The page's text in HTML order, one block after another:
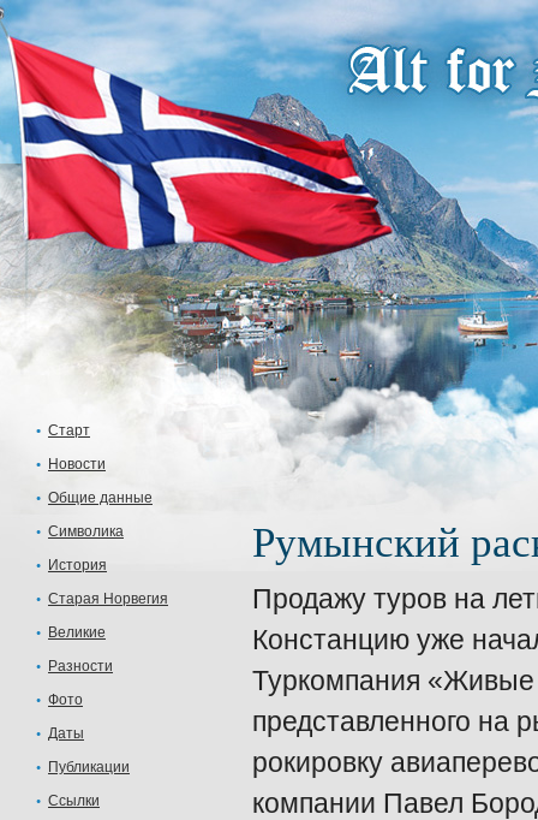
Старт
Новости
Общие данные
Символика
История
Старая Норвегия
Великие
Разности
Фото
Даты
Публикации
Ссылки
Румынский
Продажу туров на
Констанцию уже
Туркомпания «Живые
представленного на
рокировку
компании Павел